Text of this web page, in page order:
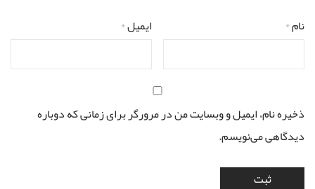
نام* ایمیل*
ذخیره نام، ایمیل و وبسایت من در مرورگر برای زمانی که دوباره
دیدگاهی می‌نویسم.